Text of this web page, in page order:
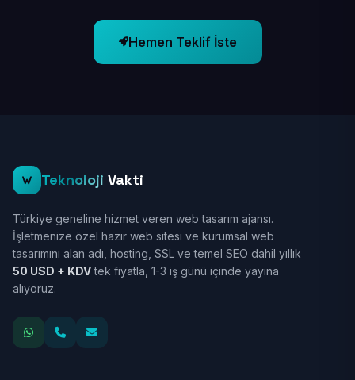
Hemen Teklif İste
Teknoloji Vakti
Türkiye geneline hizmet veren web tasarım ajansı.
İşletmenize özel hazır web sitesi ve kurumsal web
tasarımını alan adı, hosting, SSL ve temel SEO dahil yıllık
50 USD + KDVtek fiyatla, 1-3 iş günü içinde yayına
alıyoruz.